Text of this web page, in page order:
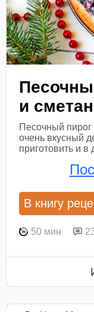
и
Песочный пирог
очень вкусный
приготовить и
В книгу
50 мин